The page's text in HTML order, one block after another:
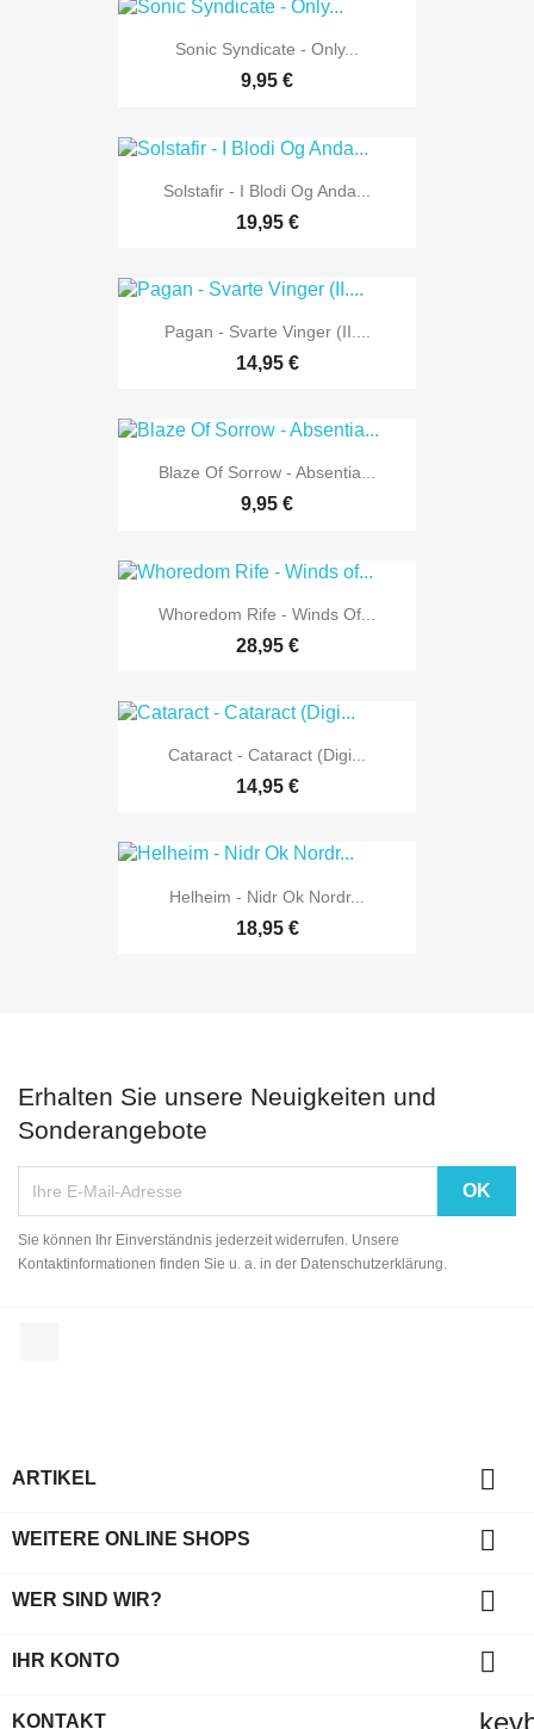
Sonic Syndicate - Only...
9,95 €
Solstafir - I Blodi Og Anda...
19,95 €
Pagan - Svarte Vinger (II....
14,95 €
Blaze Of Sorrow - Absentia...
9,95 €
Whoredom Rife - Winds Of...
28,95 €
Cataract - Cataract (Digi...
14,95 €
Helheim - Nidr Ok Nordr...
18,95 €
Erhalten Sie unsere Neuigkeiten und
Sonderangebote
Sie können Ihr Einverständnis jederzeit widerrufen. Unsere
Kontaktinformationen finden Sie u. a. in der Datenschutzerklärung.
ARTIKEL 
WEITERE ONLINE SHOPS 
WER SIND WIR? 
IHR KONTO 
KONTAKT